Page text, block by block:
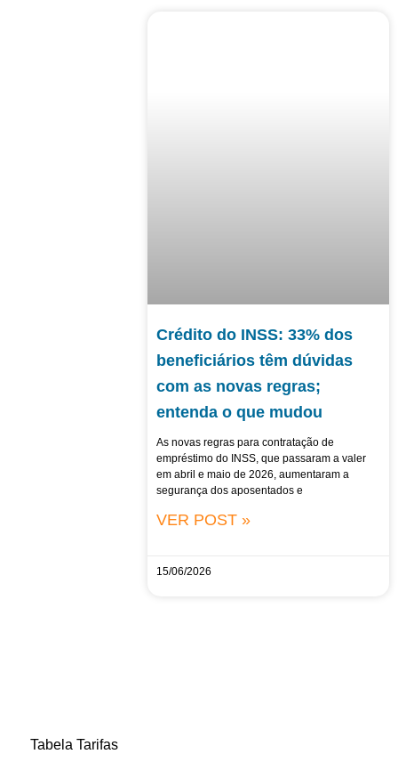
Crédito do INSS: 33% dos
beneficiários têm dúvidas
com as novas regras;
entenda o que mudou
As novas regras para contratação de
empréstimo do INSS, que passaram a valer
em abril e maio de 2026, aumentaram a
segurança dos aposentados e
VER POST »
15/06/2026
Tabela Tarifas